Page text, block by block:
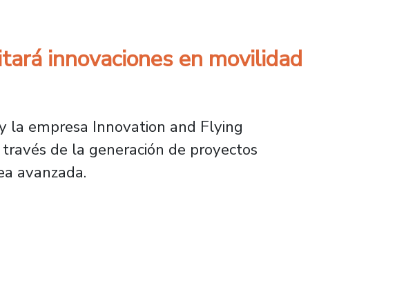
innovaciones en movilidad
la empresa Innovation and Flying
de la generación de proyectos
avanzada.
innovaciones en movilidad aérea avanzada